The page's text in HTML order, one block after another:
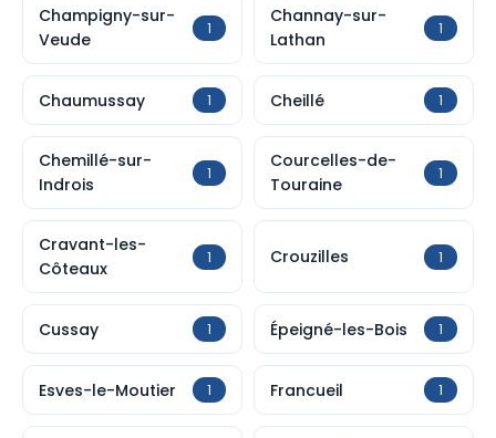
Champigny-sur-
Veude
1
Channay-sur-
Lathan
1
Chaumussay 1 Cheillé 1
Chemillé-sur-
Indrois
1
Courcelles-de-
Touraine
1
Cravant-les-
Côteaux
1 Crouzilles 1
Cussay 1 Épeigné-les-Bois 1
Esves-le-Moutier 1 Francueil 1